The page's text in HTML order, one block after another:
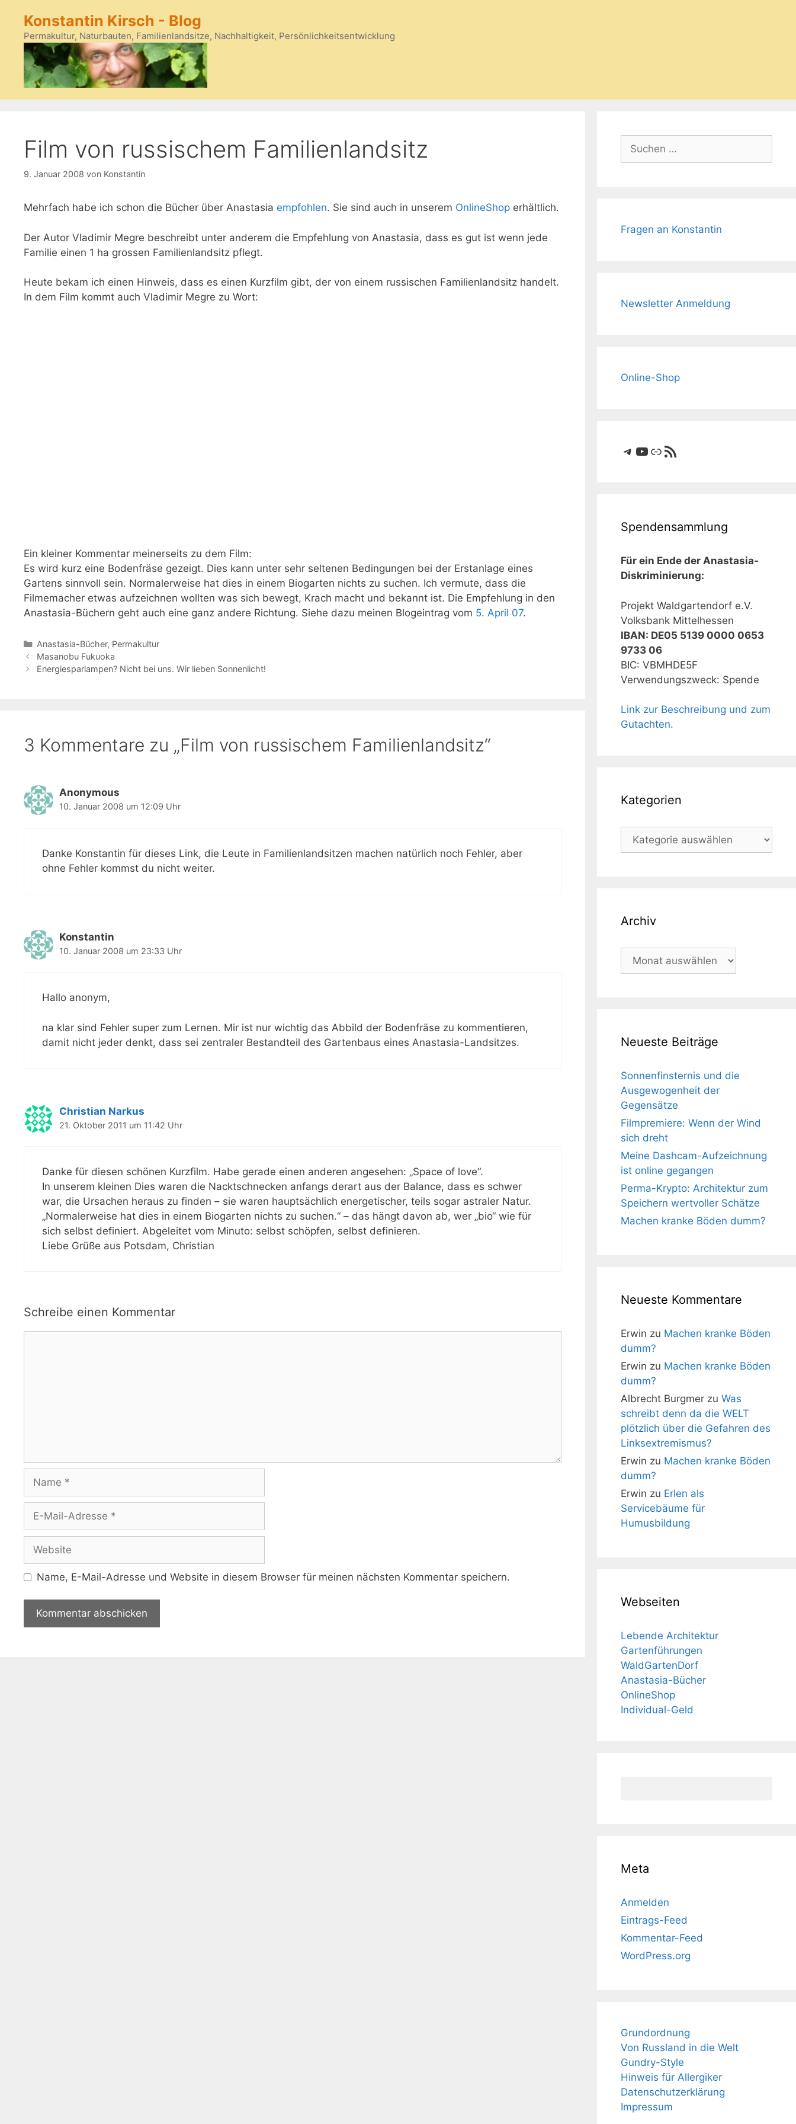
springen
Konstantin Kirsch - Blog
Permakultur, Naturbauten, Familienlandsitze, Nachhaltigkeit, Persönlichkeitsentwicklung
Film von russischem Familienlandsitz
9. Januar 2008 von Konstantin
Mehrfach habe ich schon die Bücher über Anastasia empfohlen. Sie sind auch in unserem OnlineShop erhältlich.
Der Autor Vladimir Megre beschreibt unter anderem die Empfehlung von Anastasia, dass es gut ist wenn jede
Familie einen 1 ha grossen Familienlandsitz pflegt.
Heute bekam ich einen Hinweis, dass es einen Kurzfilm gibt, der von einem russischen Familienlandsitz handelt.
In dem Film kommt auch Vladimir Megre zu Wort:
Ein kleiner Kommentar meinerseits zu dem Film:
Es wird kurz eine Bodenfräse gezeigt. Dies kann unter sehr seltenen Bedingungen bei der Erstanlage eines
Gartens sinnvoll sein. Normalerweise hat dies in einem Biogarten nichts zu suchen. Ich vermute, dass die
Filmemacher etwas aufzeichnen wollten was sich bewegt, Krach macht und bekannt ist. Die Empfehlung in den
Anastasia-Büchern geht auch eine ganz andere Richtung. Siehe dazu meinen Blogeintrag vom 5. April 07.
Kategorien
Anastasia-Bücher, Permakultur
Masanobu Fukuoka
Energiesparlampen? Nicht bei uns. Wir lieben Sonnenlicht!
3 Kommentare zu „Film von russischem Familienlandsitz“
Anonymous
10. Januar 2008 um 12:09 Uhr
Danke Konstantin für dieses Link, die Leute in Familienlandsitzen machen natürlich noch Fehler, aber
ohne Fehler kommst du nicht weiter.
Konstantin
10. Januar 2008 um 23:33 Uhr
Hallo anonym,
na klar sind Fehler super zum Lernen. Mir ist nur wichtig das Abbild der Bodenfräse zu kommentieren,
damit nicht jeder denkt, dass sei zentraler Bestandteil des Gartenbaus eines Anastasia-Landsitzes.
Christian Narkus
21. Oktober 2011 um 11:42 Uhr
Danke für diesen schönen Kurzfilm. Habe gerade einen anderen angesehen: „Space of love“.
In unserem kleinen Dies waren die Nacktschnecken anfangs derart aus der Balance, dass es schwer
war, die Ursachen heraus zu finden – sie waren hauptsächlich energetischer, teils sogar astraler Natur.
„Normalerweise hat dies in einem Biogarten nichts zu suchen.“ – das hängt davon ab, wer „bio“ wie für
sich selbst definiert. Abgeleitet vom Minuto: selbst schöpfen, selbst definieren.
Liebe Grüße aus Potsdam, Christian
Schreibe einen Kommentar
Mail-
Adresse
Name, E-Mail-Adresse und Website in diesem Browser für meinen nächsten Kommentar speichern.
Suchen
nach:
Fragen an Konstantin
Newsletter Anmeldung
Online-Shop
Telegram
YouTube
LinkRSS-Feed
Spendensammlung
Für ein Ende der Anastasia-
Diskriminierung:
Projekt Waldgartendorf e.V.
Volksbank Mittelhessen
IBAN: DE05 5139 0000 0653
9733 06
BIC: VBMHDE5F
Verwendungszweck: Spende
Link zur Beschreibung und zum
Gutachten.
Kategorien
Kategorien
Archiv
Archiv
Neueste Beiträge
Sonnenfinsternis und die
Ausgewogenheit der
Gegensätze
Filmpremiere: Wenn der Wind
sich dreht
Meine Dashcam-Aufzeichnung
ist online gegangen
Perma-Krypto: Architektur zum
Speichern wertvoller Schätze
Machen kranke Böden dumm?
Neueste Kommentare
Erwin zu Machen kranke Böden
dumm?
Erwin zu Machen kranke Böden
dumm?
Albrecht Burgmer zu Was
schreibt denn da die WELT
plötzlich über die Gefahren des
Linksextremismus?
Erwin zu Machen kranke Böden
dumm?
Erwin zu Erlen als
Servicebäume für
Humusbildung
Webseiten
Lebende Architektur
Gartenführungen
WaldGartenDorf
Anastasia-Bücher
OnlineShop
Individual-Geld
Meta
Anmelden
Eintrags-Feed
Kommentar-Feed
WordPress.org
Grundordnung
Von Russland in die Welt
Gundry-Style
Hinweis für Allergiker
Datenschutzerklärung
Impressum